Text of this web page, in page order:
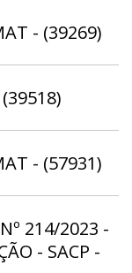
- (39269)
- (57931)
214/2023 -
- SACP -